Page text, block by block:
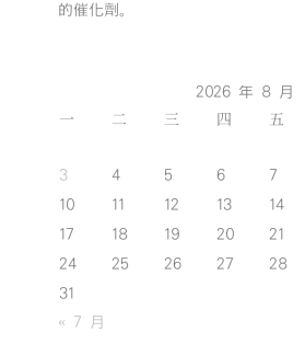
的催化劑。
2026 年 8 月
一 二 三 四 五
3
4 5 6 7
10
11 12 13 14
17
18 19 20 21
24
25 26 27 28
31
« 7 月